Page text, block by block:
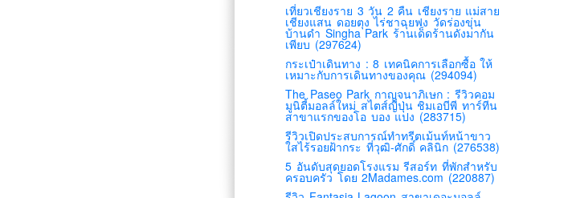
เที่ยวเชียงราย 3 วัน 2 คืน เชียงราย แม่สาย
เชียงแสน ดอยตุง ไร่ชาฉุยฟง วัดร่องขุ่น
บ้านดำ Singha Park ร้านเด็ดร้านดังมากัน
เพียบ (297624)
กระเป๋าเดินทาง : 8 เทคนิคการเลือกซื้อ ให้
เหมาะกับการเดินทางของคุณ (294094)
The Paseo Park กาญจนาภิเษก : รีวิวคอม
มูนิตี้มอลล์ใหม่ สไตส์ญี่ปุ่น ชิมเอบีพี ทาร์ทีน
สาขาแรกของโอ บอง แปง (283715)
รีวิวเปิดประสบการณ์ทำทรีตเม้นท์หน้าขาว
ใสไร้รอยฝ้ากระ ที่วุฒิ-ศักดิ์ คลินิก (276538)
5 อันดับสุดยอดโรงแรม รีสอร์ท ที่พักสำหรับ
ครอบครัว โดย 2Madames.com (220887)